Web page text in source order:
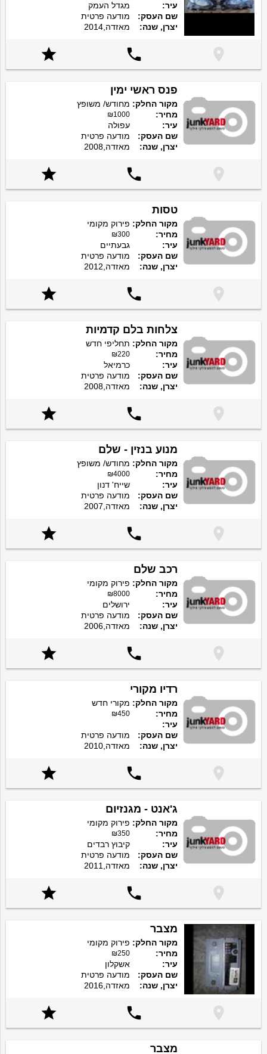
עיר:
מגדל העמק
שם העסק:
מודעה פרטית
יצרן, שנה:
מאזדה,2014



פנס ראשי ימין
מקור החלק: מחודש/ משופץ
מחיר:
₪1000
עיר:
עפולה
שם העסק:
מודעה פרטית
יצרן, שנה:
מאזדה,2008



טסות
מקור החלק: פירוק מקומי
מחיר:
₪300
עיר:
גבעתיים
שם העסק:
מודעה פרטית
יצרן, שנה:
מאזדה,2012



צלחות בלם קדמיות
מקור החלק: תחליפי חדש
מחיר:
₪220
עיר:
כרמיאל
שם העסק:
מודעה פרטית
יצרן, שנה:
מאזדה,2008



מנוע בנזין - שלם
מקור החלק: מחודש/ משופץ
מחיר:
₪4000
עיר:
שייח' דנון
שם העסק:
מודעה פרטית
יצרן, שנה:
מאזדה,2007



רכב שלם
מקור החלק: פירוק מקומי
מחיר:
₪8000
עיר:
ירושלים
שם העסק:
מודעה פרטית
יצרן, שנה:
מאזדה,2006



רדיו מקורי
מקור החלק: מקורי חדש
מחיר:
₪450
עיר:
שם העסק:
מודעה פרטית
יצרן, שנה:
מאזדה,2010



ג'אנט - מגנזיום
מקור החלק: פירוק מקומי
מחיר:
₪350
עיר:
קיבוץ רבדים
שם העסק:
מודעה פרטית
יצרן, שנה:
מאזדה,2011



מצבר
מקור החלק: פירוק מקומי
מחיר:
₪250
עיר:
אשקלון
שם העסק:
מודעה פרטית
יצרן, שנה:
מאזדה,2016



מצבר